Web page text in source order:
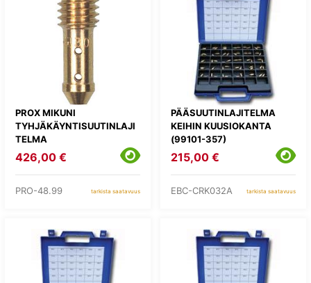
PROX MIKUNI
TYHJÄKÄYNTISUUTINLAJI
TELMA
426,00 €
PRO-48.99 tarkista saatavuus
PÄÄSUUTINLAJITELMA
KEIHIN KUUSIOKANTA
(99101-357)
215,00 €
EBC-CRK032A tarkista saatavuus